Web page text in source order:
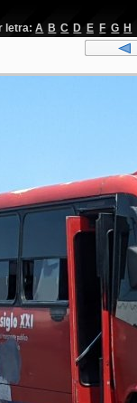
letra: A B C D E F G H